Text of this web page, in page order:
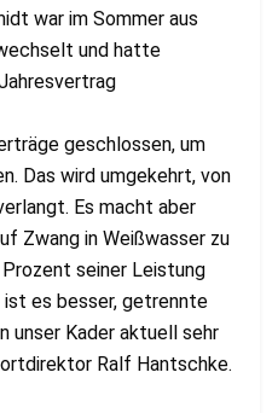
war im Sommer aus
und hatte
geschlossen, um
Das wird umgekehrt, von
Es macht aber
Zwang in Weißwasser zu
seiner Leistung
ist es besser, getrennte
unser Kader aktuell sehr
Ralf Hantschke.